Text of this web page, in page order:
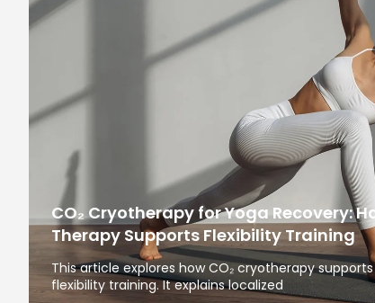
CO₂ Cryotherapy for Yoga Recovery:
Therapy Supports Flexibility Training
This article explores how CO₂ cryotherapy
flexibility training. It explains localized